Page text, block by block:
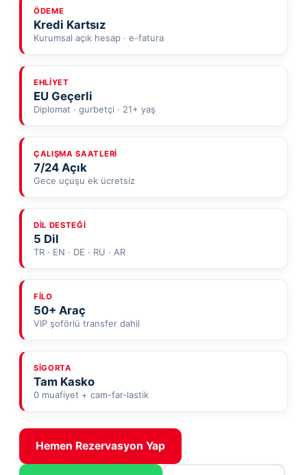
ÖDEME
Kredi Kartsız
Kurumsal açık hesap · e-fatura
EHLIYET
EU Geçerli
Diplomat · gurbetçi · 21+ yaş
ÇALIŞMA SAATLERI
7/24 Açık
Gece uçuşu ek ücretsiz
DIL DESTEĞI
5 Dil
TR · EN · DE · RU · AR
FILO
50+ Araç
VIP şoförlü transfer dahil
SIGORTA
Tam Kasko
0 muafiyet + cam-far-lastik
Hemen Rezervasyon Yap